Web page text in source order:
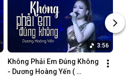
3:56
Không Phải Em Đúng Không
- Dương Hoàng Yến (